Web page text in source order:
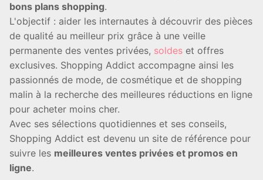
bons plans shopping.
L'objectif : aider les internautes à découvrir des pièces
de qualité au meilleur prix grâce à une veille
permanente des ventes privées, soldes et offres
exclusives. Shopping Addict accompagne ainsi les
passionnés de mode, de cosmétique et de shopping
malin à la recherche des meilleures réductions en ligne
pour acheter moins cher.
Avec ses sélections quotidiennes et ses conseils,
Shopping Addict est devenu un site de référence pour
suivre les meilleures ventes privées et promos en
ligne.